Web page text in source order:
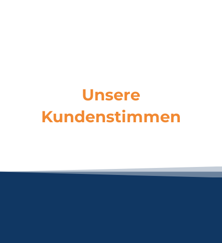
Unsere
Kundenstimmen